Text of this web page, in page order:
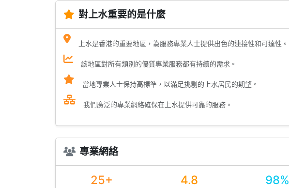
對上水重要的是什麼
上水是香港的重要地區，為服務專業人士提供出色的連接性和可達性。
該地區對所有類別的優質專業服務都有持續的需求。
當地專業人士保持高標準，以滿足挑剔的上水居民的期望。
我們廣泛的專業網絡確保在上水提供可靠的服務。
專業網絡
25+ 4.8 98%